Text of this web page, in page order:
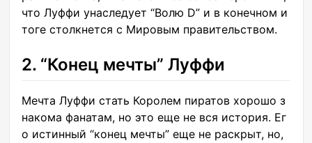
что Луффи унаследует “Волю D” и в конечном и
тоге столкнется с Мировым правительством.
2. “Конец мечты” Луффи
Мечта Луффи стать Королем пиратов хорошо з
накома фанатам, но это еще не вся история. Ег
о истинный “конец мечты” еще не раскрыт, но,